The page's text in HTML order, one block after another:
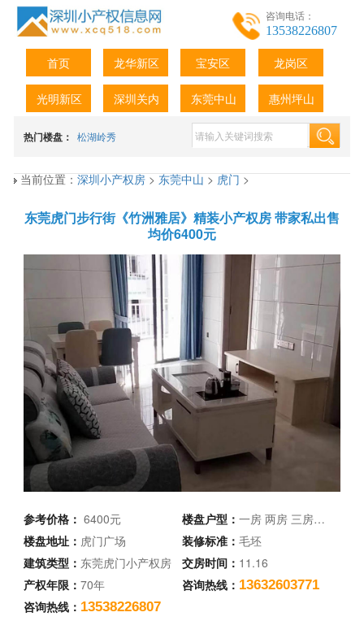
咨询电话：
13538226807
首页 龙华新区 宝安区 龙岗区
光明新区 深圳关内 东莞中山 惠州坪山
热门楼盘： 松湖岭秀
当前位置：深圳小产权房>东莞中山>虎门>
东莞虎门步行街《竹洲雅居》精装小产权房 带家私出售
均价6400元
参考价格：6400元 楼盘户型： 一房 两房 三房…
楼盘地址： 虎门广场 装修标准： 毛坯
建筑类型： 东莞虎门小产权房 交房时间： 11.16
产权年限：70年 咨询热线： 13632603771
咨询热线： 13538226807